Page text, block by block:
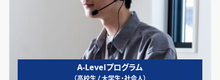
A-Levelプログラム